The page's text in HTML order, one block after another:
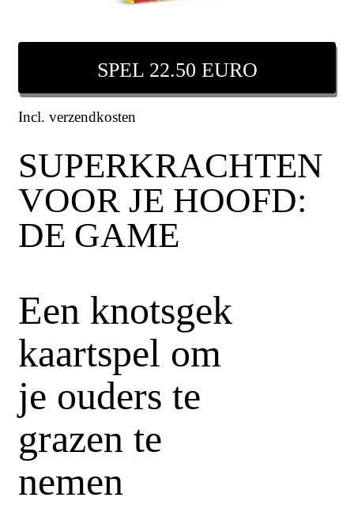
SPEL 22.50 EURO
Incl. verzendkosten
SUPERKRACHTEN
VOOR JE HOOFD:
DE GAME
Een knotsgek
kaartspel om
je ouders te
grazen te
nemen